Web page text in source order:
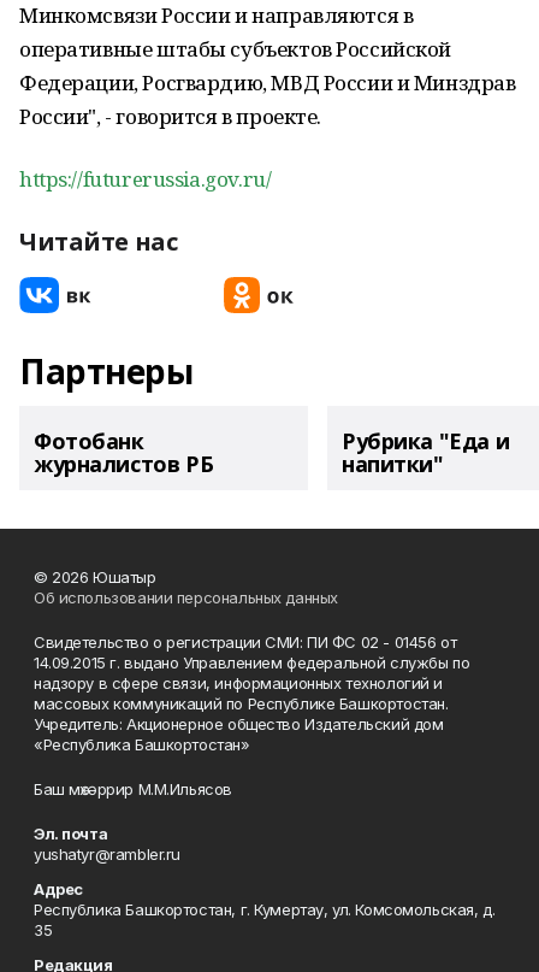
Минкомсвязи России и направляются в
оперативные штабы субъектов Российской
Федерации, Росгвардию, МВД России и Минздрав
России", - говорится в проекте.
https://futurerussia.gov.ru/
Читайте нас
Партнеры
Фотобанк
журналистов РБ
Рубрика "Еда и
напитки"
© 2026 Юшатыр
Об использовании персональных данных
Свидетельство о регистрации СМИ: ПИ ФС 02 - 01456 от
14.09.2015 г. выдано Управлением федеральной службы по
надзору в сфере связи, информационных технологий и
массовых коммуникаций по Республике Башкортостан.
Учредитель: Акционерное общество Издательский дом
«Республика Башкортостан»
Баш мөхәррир М.М.Ильясов
Эл. почта
yushatyr@rambler.ru
Адрес
Республика Башкортостан, г. Кумертау, ул. Комсомольская, д.
35
Редакция